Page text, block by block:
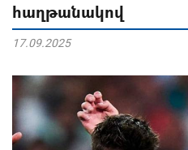
հաղթանակով
17.09.2025